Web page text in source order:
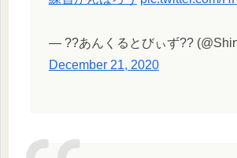
— ??あんくるとびぃず??
December 21, 2020